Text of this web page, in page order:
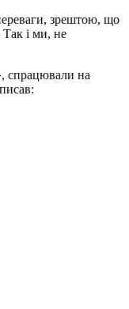
зрештою, що
Так і ми, не
спрацювали на